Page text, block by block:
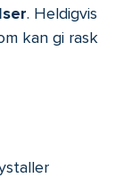
. Heldigvis
kan gi rask